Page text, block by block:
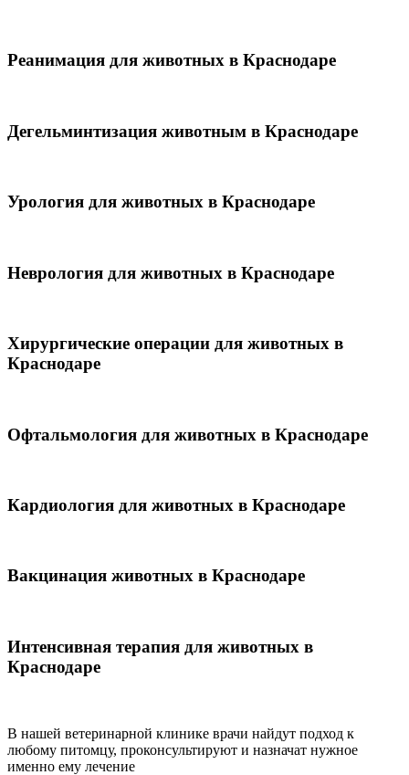
Реанимация для животных в Краснодаре
Дегельминтизация животным в Краснодаре
Урология для животных в Краснодаре
Неврология для животных в Краснодаре
Хирургические операции для животных в
Краснодаре
Офтальмология для животных в Краснодаре
Кардиология для животных в Краснодаре
Вакцинация животных в Краснодаре
Интенсивная терапия для животных в
Краснодаре
В нашей ветеринарной клинике врачи найдут подход к
любому питомцу, проконсультируют и назначат нужное
именно ему лечение